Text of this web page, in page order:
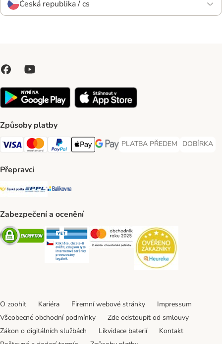
Česká republika / cs
Způsoby platby
Visa Payment Method
Mastercard Payment Method
PayPal Payment Method
Apple pay Payment Method
GooglePay Payment Method
PLATBA PŘEDEM
PLATBA PŘEDEM Payment
DOBÍRKA
DOBÍRKA
Přepravci
Česká pošta Shipping Method
PPL Shipping Method
Balíkovna Shipping Method
Zabezpečení a ocenění
Security Security Security
O zoohit Kariéra Firemní webové stránky
Impressum
Všeobecné obchodní podmínky
Zde odstoupit od smlouvy
Zákon o digitálních službách
Likvidace baterií
Kontakt